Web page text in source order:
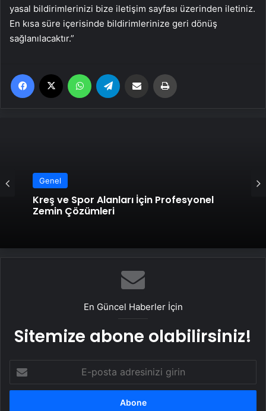
yasal bildirimlerinizi bize iletişim sayfası üzerinden iletiniz.
En kısa süre içerisinde bildirimlerinize geri dönüş
sağlanılacaktır.”
Facebook WhatsApp Email'den paylaş
Genel
Kreş ve Spor Alanları İçin Profesyonel
Zemin Çözümleri
En Güncel Haberler İçin
Sitemize abone olabilirsiniz!
posta
adresinizi